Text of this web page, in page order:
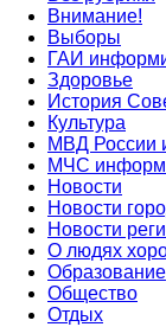
Внимание!
Выборы
ГАИ
Здоровье
История
Культура
МВД России
МЧС
Новости
Новости
Новости
О людях
Образование
Общество
Отдых